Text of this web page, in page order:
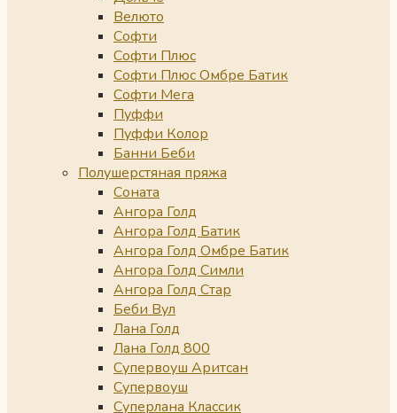
Велюто
Софти
Софти Плюс
Софти Плюс Омбре Батик
Софти Мега
Пуффи
Пуффи Колор
Банни Беби
Полушерстяная пряжа
Соната
Ангора Голд
Ангора Голд Батик
Ангора Голд Омбре Батик
Ангора Голд Симли
Ангора Голд Стар
Беби Вул
Лана Голд
Лана Голд 800
Супервоуш Аритсан
Супервоуш
Суперлана Классик